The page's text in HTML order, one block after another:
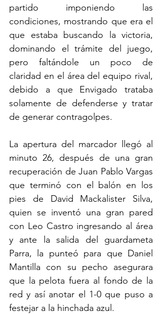
partido imponiendo las
condiciones, mostrando que era el
que estaba buscando la victoria,
dominando el trámite del juego,
pero faltándole un poco de
claridad en el área del equipo rival,
debido a que Envigado trataba
solamente de defenderse y tratar
de generar contragolpes.
La apertura del marcador llegó al
minuto 26, después de una gran
recuperación de Juan Pablo Vargas
que terminó con el balón en los
pies de David Mackalister Silva,
quien se inventó una gran pared
con Leo Castro ingresando al área
y ante la salida del guardameta
Parra, la punteó para que Daniel
Mantilla con su pecho asegurara
que la pelota fuera al fondo de la
red y así anotar el 1-0 que puso a
festejar a la hinchada azul.